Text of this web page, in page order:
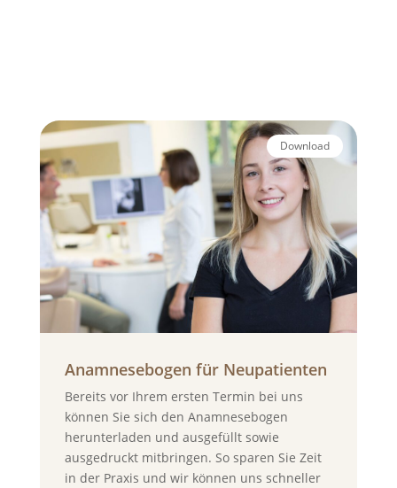
Download
Anamnesebogen für Neupatienten
Bereits vor Ihrem ersten Termin bei uns
können Sie sich den Anamnesebogen
herunterladen und ausgefüllt sowie
ausgedruckt mitbringen. So sparen Sie Zeit
in der Praxis und wir können uns schneller